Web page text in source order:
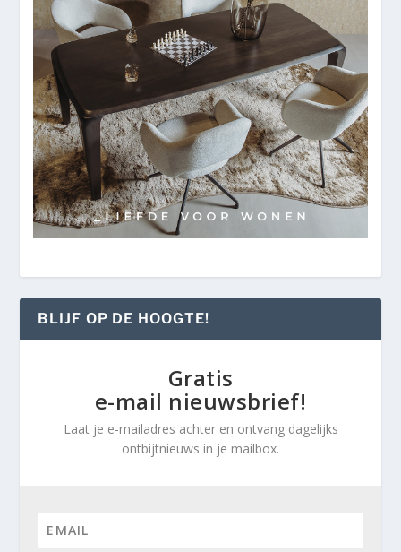
BLIJF OP DE HOOGTE!
Gratis
e-mail nieuwsbrief!
Laat je e-mailadres achter en ontvang dagelijks
ontbijtnieuws in je mailbox.